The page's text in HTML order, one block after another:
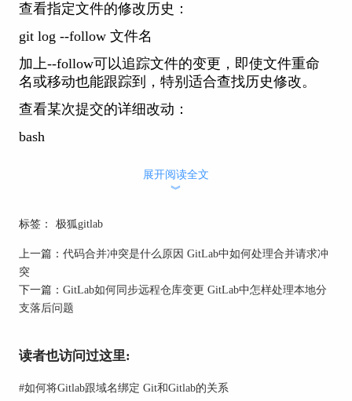
查看指定文件的修改历史：
git log --follow 文件名
加上--follow可以追踪文件的变更，即使文件重命
名或移动也能跟踪到，特别适合查找历史修改。
查看某次提交的详细改动：
bash
这个命令可以看到特定提交里的改动内容，比如修
2、GitLab网页上查看修改记录
如果不想用命令行，直接在GitLab网页上看修改记
录也很方便。
打开GitLab，进入项目主页。
在左侧导航栏找到【Repository】→【Commits】。
展开阅读全文
︾
标签： 极狐gitlab
上一篇： 代码合并冲突是什么原因 GitLab中如何处理合并请求冲
突
下一篇： GitLab如何同步远程仓库变更 GitLab中怎样处理本地分
支落后问题
读者也访问过这里:
#如何将Gitlab跟域名绑定 Git和Gitlab的关系